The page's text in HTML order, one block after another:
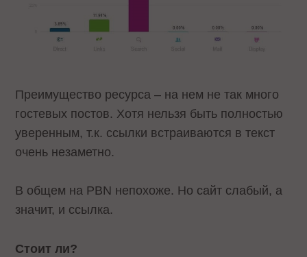
Преимущество ресурса – на нем не так много
гостевых постов. Хотя нельзя быть полностью
уверенным, т.к. ссылки встраиваются в текст
очень незаметно.
В общем на PBN непохоже. Но сайт слабый, а
значит, и ссылка.
Стоит ли?